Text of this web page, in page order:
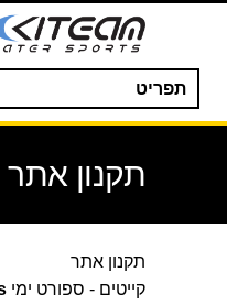
תפריט
תקנון אתר Kiteam
תקנון אתר
קייטים - ספורט ימי